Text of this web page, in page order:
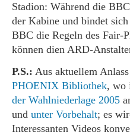
Stadion: Während die
der Kabine und bindet
BBC die Regeln des Fair-
können dien ARD-
P.S.: Aus aktuellem
PHOENIX Bibliothek, wo
der Wahlniederlage 2005
und unter Vorbehalt; es
Interessanten Videos